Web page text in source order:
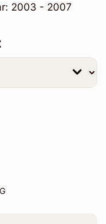
2003 - 2007